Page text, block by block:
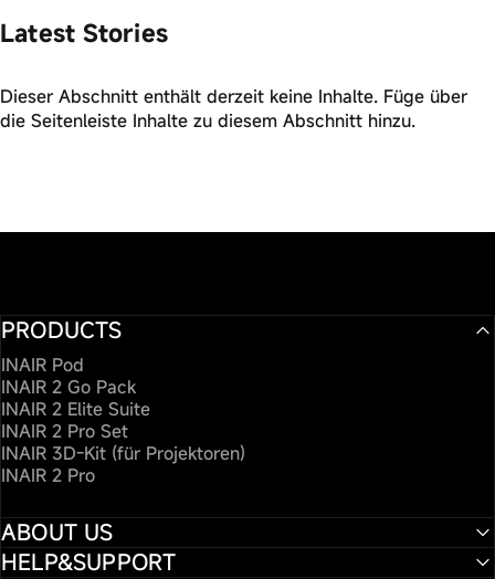
Latest Stories
Dieser Abschnitt enthält derzeit keine Inhalte. Füge über
die Seitenleiste Inhalte zu diesem Abschnitt hinzu.
PRODUCTS
INAIR Pod
INAIR 2 Go Pack
INAIR 2 Elite Suite
INAIR 2 Pro Set
INAIR 3D-Kit (für Projektoren)
INAIR 2 Pro
ABOUT US
HELP&SUPPORT